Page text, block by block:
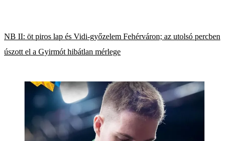
NB II: öt piros lap és Vidi-győzelem Fehérváron; az utolsó percben
úszott el a Gyirmót hibátlan mérlege